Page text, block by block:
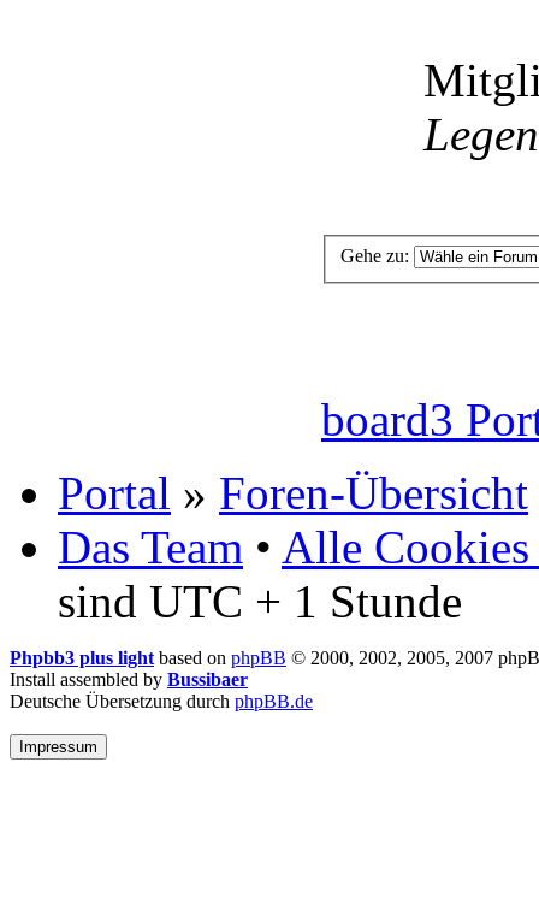
Gehe zu:
board3
Portal » Foren-Übersicht
Das Team • Alle Cookies
sind UTC + 1 Stunde
Phpbb3 plus lightbased on phpBB © 2000, 2002, 2005, 2007
Install assembled by Bussibaer
Deutsche Übersetzung durch phpBB.de